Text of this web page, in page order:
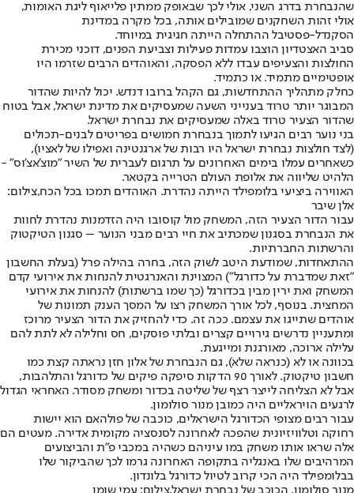
שהנבחרת בדרג השני, אולי לכך שבאופק ממתין פלייאוף ליגת האומות,
אולי זהות השחקנים שמובילים אותה, בכל מקרה במדינת
הסקנדל-פסטיבל ההתחלה הייתה חגיגית במיוחד.
סביב האצטדיון הוצבו עמדות פעילות וצביעת הפנים, דוכני מכירת
החולצות והצעיפים עבדו ללא הפסקה, והאוהדים הרבים שזרמו היו
אופטימיים מתמיד. או כתמיד.
כחלק מתהליך ההתחדשות, גם הקהל ברובו דנדש. יכול להיות שהדור
המבוגר יותר טרוד בענייני השעה שמעסיקים את מדינת ישראל, אבל בטוח
שהדור הצעיר טרוד באלה שמעסיקים את נבחרת ישראל.
בני נוער רבים הגיעו לתמוך בנבחרת חמושים בפריטים לבנים-תכולים
(לצד חולצות נבחרת ישראל היו רבות של ארגנטינה ואפילו של לאציו),
כשאחרים עמלו בימים האחרונים על תרגום לעברית של השיר "מוצ'אצ'וס" -
הלהיט שליווה את אלופת העולם הטרייה בקטאר.
האווירה ביציעי בלומפילד הייתה נהדרת. האוהדים תמכו בכל הכח,צילום:
אלן שיבר
עבור הדור הצעיר הזה, המשחק מול קוסובו היה הזדמנות נהדרת לחוות
את הנבחרת בסגנון שמכתיב את חיי רבים מבני הנוער – סגנון הטיקטוק
והרשתות החברתיות.
ההתאחדות, שמודעת היטב לשוק הזה, בחרה בהילה פרל (בעלת החשבון
"זאת שמדברת על כדורגל") המצוינת והאנרגטית להנחות את אירועי קדם
המשחק ואת ירין מבין בכדורגל (כך שמו ברשתות) להנחות את אירועי
המחצית. בנוסף, לכל אורך המשחק רצו על המסך הענק תמונות של
אוהדים שתייגו את עצמם. ככה זה. כדי להחזיק את הדור הצעיר מרוכז
ומתעניין נדרשים גירויים קצרים ובלתי פוסקים, חס וחלילה לא לתת להם
עלילה ארוכה, מאורגנת ומייגעת.
בכוונה או לא (כנראה שלא), גם הנבחרת של אלון חזן נראתה קצת כמו
חשבון טיקטוק. לאורך 90 הדקות סיפקה פיקים של כדורגל והתלהבות,
אבל לא הצליחה לייצר רצף של שליטה בכדור ומשחק מסודר. האחראי הגדול
לרגעים הויראליים היה כמובן מנור סולומון.
עבור רבים מצופי הכדורגל הישראלים, כוכבה של פולהאם הוא יישות
רחוקה וטלוויזיונית שהפכה לאחרונה לסנסציה מקומית אדירה. מעטים הם
אלה שראו אותו משחק במו עיניהם כשהיה במכבי פ"ת והביצועים
המרהיבים שלו באנגליה בתקופה האחרונה גרמו לכך שהביקור שלו
בבלומפילד היה הכי קרוב לטיול כדורגל בלונדון.